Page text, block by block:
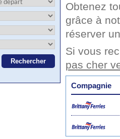
Obtenez
grâce à
réserver
Si vous
pas cher
Compagnie